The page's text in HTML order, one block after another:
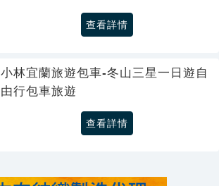
查看詳情
小林宜蘭旅遊包車-冬山三星一日遊自
由行包車旅遊
查看詳情